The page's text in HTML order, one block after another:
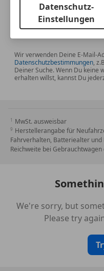
E-
Wir verwenden Deine E-Mail-
Datenschutzbestimmungen,
Deiner Suche. Wenn Du keine
erhalten willst, kannst Du
MwSt. ausweisbar
Herstellerangabe für
Fahrverhalten, Batteriealter
Reichweite bei
We're sorry, but
Please try
Datenschutz-
Einstellungen